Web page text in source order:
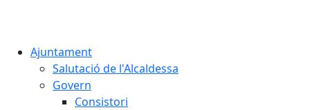
Ajuntament
Salutació de l'Alcaldessa
Govern
Consistori